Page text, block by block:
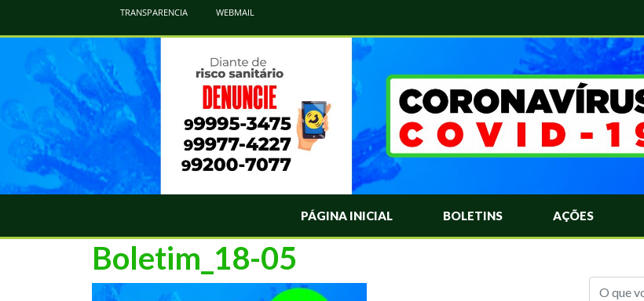
TRANSPARENCIA WEBMAIL
PÁGINA INICIAL BOLETINS AÇÕES
Boletim_18-05